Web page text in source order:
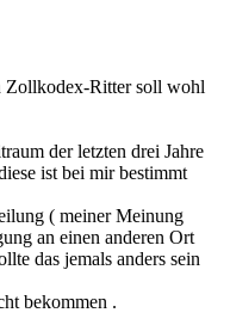
Zollkodex-Ritter soll wohl
der letzten drei Jahre
ist bei mir bestimmt
( meiner Meinung
an einen anderen Ort
das jemals anders sein
bekommen .